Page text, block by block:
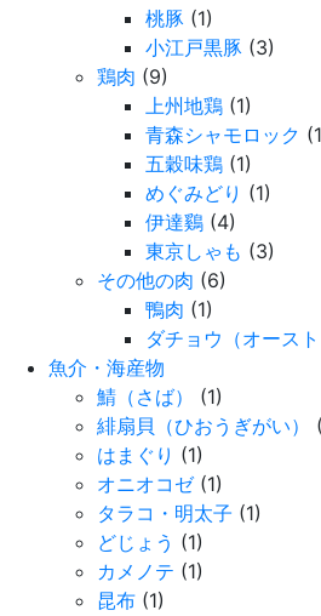
桃豚 (1)
小江戸黒豚 (3)
鶏肉 (9)
上州地鶏 (1)
青森シャモロック
五穀味鶏 (1)
めぐみどり (1)
伊達鷄 (4)
東京しゃも (3)
その他の肉 (6)
鴨肉 (1)
ダチョウ（オースト
魚介・海産物
鯖（さば）
(1)
緋扇貝（ひおうぎがい）
はまぐり (1)
オニオコゼ(1)
タラコ・明太子 (1)
どじょう (1)
カメノテ (1)
昆布 (1)